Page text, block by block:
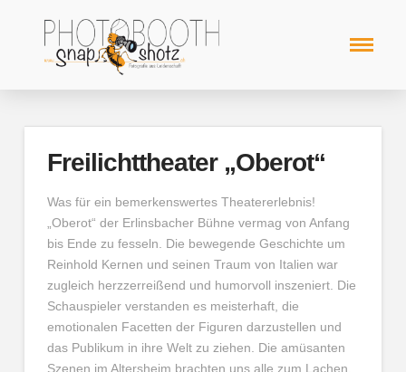
Freilichttheater „Oberot“
Was für ein bemerkenswertes Theatererlebnis!
„Oberot“ der Erlinsbacher Bühne vermag von Anfang
bis Ende zu fesseln. Die bewegende Geschichte um
Reinhold Kernen und seinen Traum von Italien war
zugleich herzzerreißend und humorvoll inszeniert. Die
Schauspieler verstanden es meisterhaft, die
emotionalen Facetten der Figuren darzustellen und
das Publikum in ihre Welt zu ziehen. Die amüsanten
Szenen im Altersheim brachten uns alle zum Lachen,